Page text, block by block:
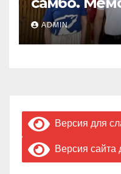
ADMIN
Версия для
Версия сайта